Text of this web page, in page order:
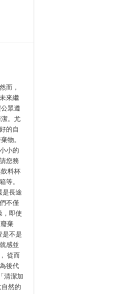
而，
來繼
眾遵
。尤
的自
物。
小的
您務
料杯
等。
是長途
不僅
，即使
棄
是不是
感並
從而
後代
清潔加
然的